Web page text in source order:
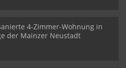
4-Zimmer-Wohnung in
der Mainzer Neustadt